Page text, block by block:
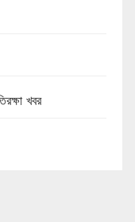
খবর